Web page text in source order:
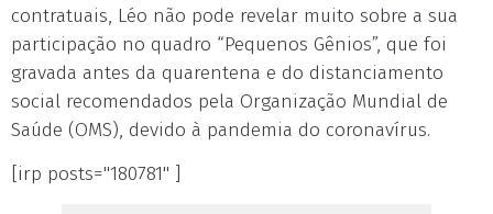
contratuais, Léo não pode revelar muito sobre a sua
participação no quadro “Pequenos Gênios”, que foi
gravada antes da quarentena e do distanciamento
social recomendados pela Organização Mundial de
Saúde (OMS), devido à pandemia do coronavírus.
[irp posts="180781" ]